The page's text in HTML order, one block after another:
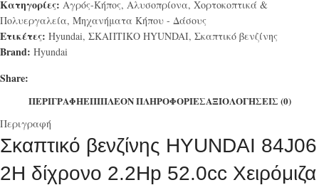
Κατηγορίες: Αγρός-Κήπος, Αλυσοπρίονα, Χορτοκοπτικά &
Πολυεργαλεία, Μηχανήματα Κήπου - Δάσους
Ετικέτες: Hyundai, ΣΚΑΠΤΙΚΟ HYUNDAI, Σκαπτικό βενζίνης
Brand: Hyundai
Share:
ΠΕΡΙΓΡΑΦΉΕΠΙΠΛΈΟΝ ΠΛΗΡΟΦΟΡΊΕΣΑΞΙΟΛΟΓΉΣΕΙΣ (0)
Περιγραφή
Σκαπτικό βενζίνης HYUNDAI 84J06
2H δίχρονο 2.2Hp 52.0cc Χειρόμιζα